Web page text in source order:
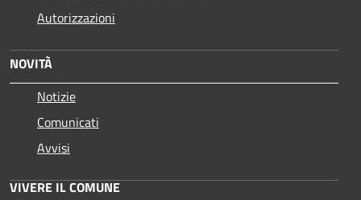
Autorizzazioni
NOVITÀ
Notizie
Comunicati
Avvisi
VIVERE IL COMUNE